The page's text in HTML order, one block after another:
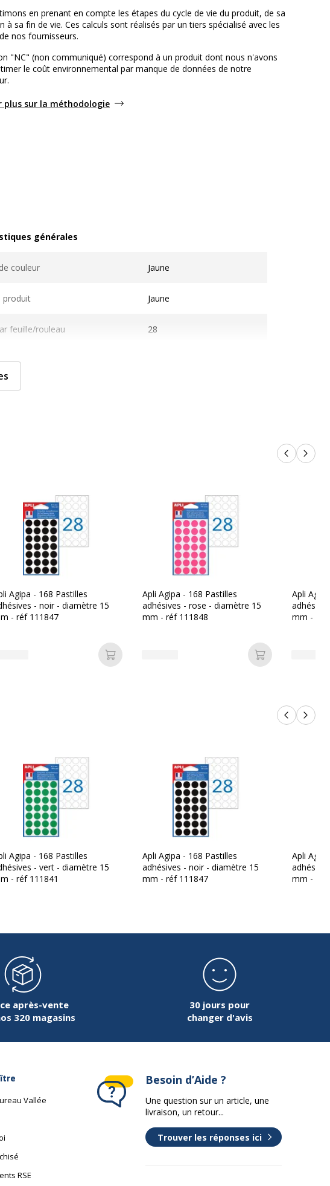
en prenant en compte les étapes du cycle de vie du produit, de sa
à sa fin de vie. Ces calculs sont réalisés par un tiers spécialisé avec les
nos fournisseurs.
"NC" (non communiqué) correspond à un produit dont nous n'avons
le coût environnemental par manque de données de notre
plus sur la méthodologie
générales
couleur Jaune
produit Jaune
feuille/rouleau 28
d'identification
maitre 3270241118445,400001118740
produit fabricant
Produits
panier
Agipa - 168 Pastilles
- noir - diamètre 15
- réf 111847
Ajouter au panier
Apli Agipa - 168 Pastilles
adhésives - rose - diamètre 15
mm - réf 111848
Ajouter au
Apli
mm - réf
Produits
Agipa - 168 Pastilles
- vert - diamètre 15
- réf 111841
Apli Agipa - 168 Pastilles
adhésives - noir - diamètre 15
mm - réf 111847
Apli
mm - réf
après-vente
320 magasins
30 jours pour
changer d'avis
Vallée
RSE
Besoin d’Aide ?
Une question sur un article, une
livraison, un retour...
Trouver les réponses ici